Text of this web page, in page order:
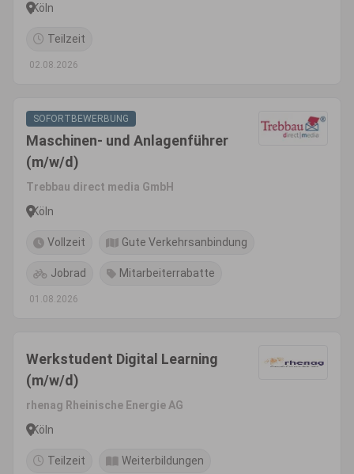
Köln
Teilzeit
02.08.2026
SOFORTBEWERBUNG
Maschinen- und Anlagenführer
(m/w/d)
Trebbau direct media GmbH
Köln
Vollzeit Gute Verkehrsanbindung
Jobrad Mitarbeiterrabatte
01.08.2026
Werkstudent Digital Learning
(m/w/d)
rhenag Rheinische Energie AG
Köln
Teilzeit Weiterbildungen